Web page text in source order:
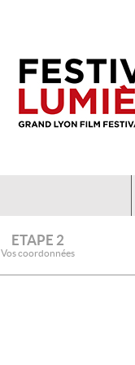
ETAPE 2
Vos coordonnées